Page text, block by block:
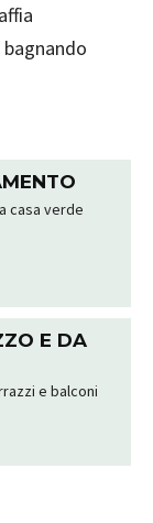
casa verde
E DA
e balconi